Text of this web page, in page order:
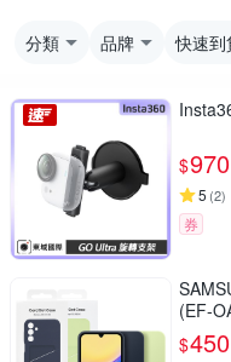
分類 品牌 快速到
$970
5 (2)
券
(EF-
$450